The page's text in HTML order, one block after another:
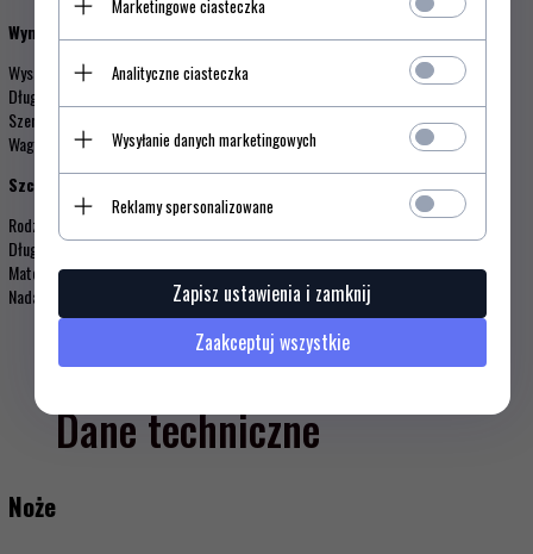
Wymiary:
Wysokość: 13 mm
Długość: 221 mm
Szerokość: 19 mm
Waga: 29 g
Szczegóły:
Rodzaj ostrza: Standardowe proste ostrze
Długość ostrza: 11 cm
Materiał: Polipropylen kopolimer (PPC)
Nadaje się do mycia w zmywarce Tak
Dane techniczne
Noże
Marketingowe ciasteczka
Analityczne ciasteczka
Wysyłanie danych marketingowych
Reklamy spersonalizowane
Zapisz ustawienia i zamknij
Zaakceptuj wszystkie